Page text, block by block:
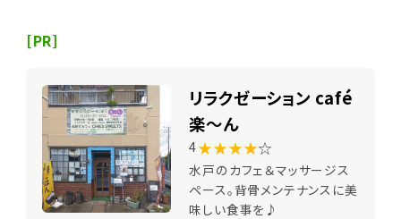
[PR]
リラクゼーション café
楽～ん
4★★★★☆
水戸のカフェ＆マッサージス
ペース。背骨メンテナンスに美
味しい食事を♪